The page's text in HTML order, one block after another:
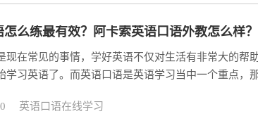
怎么练最有效？阿卡索英语口语外教怎么样？
现在常见的事情，学好英语不仅对生活有非常大的帮
学习英语了。而英语口语是英语学习当中一个重点，
英语口语在线学习